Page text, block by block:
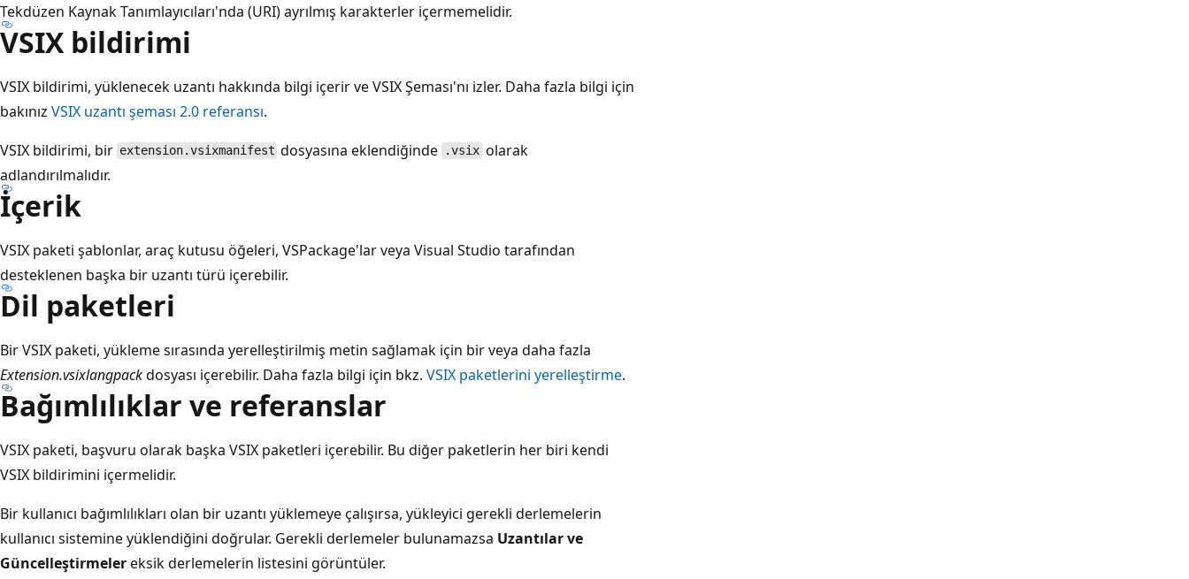
Tekdüzen Kaynak Tanımlayıcıları'nda (URI) ayrılmış karakterler içermemelidir.
VSIX bildirimi
VSIX bildirimi, yüklenecek uzantı hakkında bilgi içerir ve VSIX Şeması'nı izler. Daha fazla bilgi için
bakınız VSIX uzantı şeması 2.0 referansı.
VSIX bildirimi, bir extension.vsixmanifest dosyasına eklendiğinde .vsixolarak
adlandırılmalıdır.
İçerik
VSIX paketi şablonlar, araç kutusu öğeleri, VSPackage'lar veya Visual Studio tarafından
desteklenen başka bir uzantı türü içerebilir.
Dil paketleri
Bir VSIX paketi, yükleme sırasında yerelleştirilmiş metin sağlamak için bir veya daha fazla
Extension.vsixlangpackdosyası içerebilir. Daha fazla bilgi için bkz. VSIX paketlerini yerelleştirme.
Bağımlılıklar ve referanslar
VSIX paketi, başvuru olarak başka VSIX paketleri içerebilir. Bu diğer paketlerin her biri kendi
VSIX bildirimini içermelidir.
Bir kullanıcı bağımlılıkları olan bir uzantı yüklemeye çalışırsa, yükleyici gerekli derlemelerin
kullanıcı sistemine yüklendiğini doğrular. Gerekli derlemeler bulunamazsa Uzantılar ve
Güncelleştirmelereksik derlemelerin listesini görüntüler.